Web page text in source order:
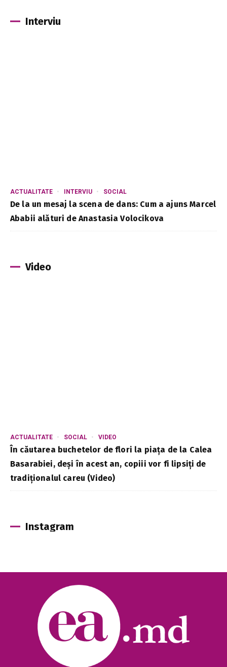
Interviu
ACTUALITATE INTERVIU SOCIAL
De la un mesaj la scena de dans: Cum a ajuns Marcel
Ababii alături de Anastasia Volocikova
Video
ACTUALITATE SOCIAL VIDEO
În căutarea buchetelor de flori la piața de la Calea
Basarabiei, deși în acest an, copiii vor fi lipsiți de
tradiționalul careu (Video)
Instagram